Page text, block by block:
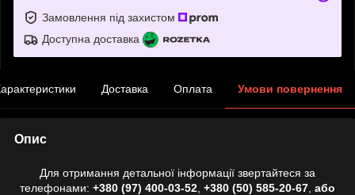
Замовлення під захистом
Доступна доставка
Доставка Оплата Умови повернення
Опис
Для отримання детальної інформації звертайтеся за
телефонами: +380 (97) 400-03-52 +380 (50) 585-20-67 або